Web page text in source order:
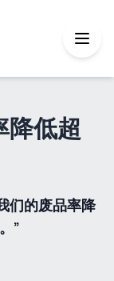
降低超
们的废品率降
”